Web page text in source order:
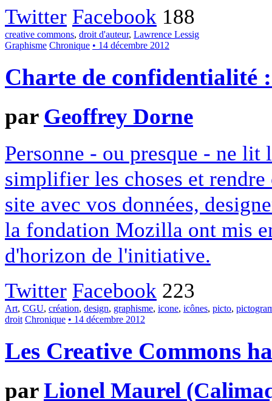
Twitter Facebook 188
creative commons, droit d'auteur, Lawrence Lessig
Graphisme Chronique • 14 décembre 2012
Charte de confidentialité
par Geoffrey Dorne
Personne - ou presque - ne
simplifier les choses et
site avec vos données,
la fondation Mozilla ont mis
d'horizon de l'initiative.
Twitter Facebook 223
Art, CGU, création, design, graphisme, icone, icônes, picto,
droit Chronique • 14 décembre 2012
Les Creative Commons
parLionel Maurel